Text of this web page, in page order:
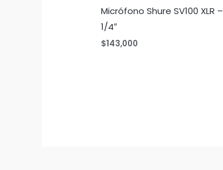
Micrófono Shure SV100 XLR –
1/4″
$143,000